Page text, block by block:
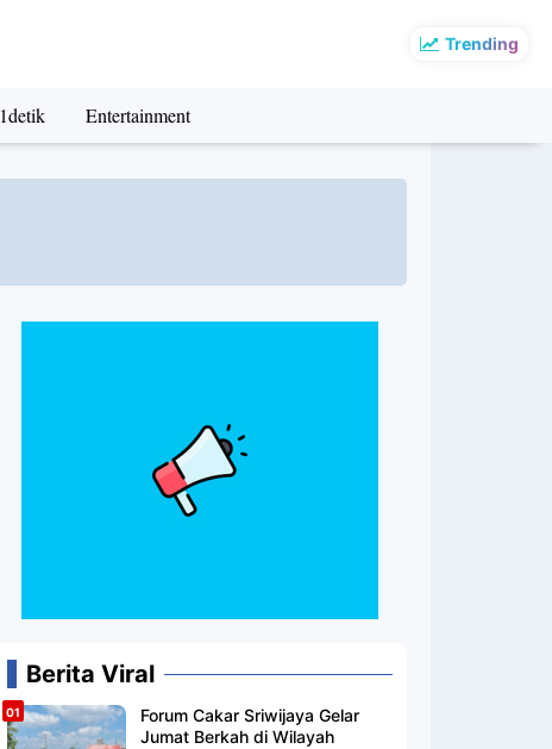
Trending
1detik Entertainment
Berita Viral
Forum Cakar Sriwijaya Gelar
Jumat Berkah di Wilayah